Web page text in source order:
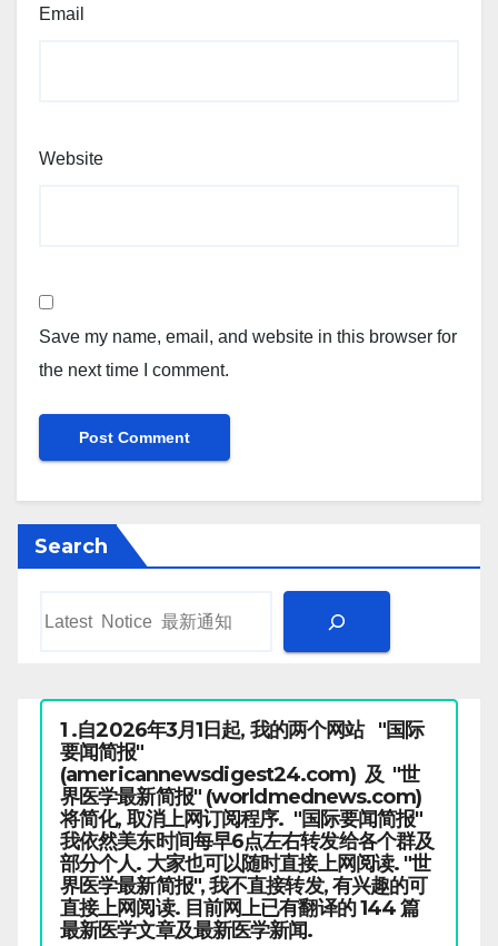
Email
Website
Save my name, email, and website in this browser for
the next time I comment.
Search
1 .自2026年3月1日起, 我的两个网站 "国际
要闻简报"
(americannewsdigest24.com) 及 "世
界医学最新简报" (worldmednews.com)
将简化, 取消上网订阅程序. "国际要闻简报"
我依然美东时间每早6点左右转发给各个群及
部分个人. 大家也可以随时直接上网阅读. "世
界医学最新简报", 我不直接转发, 有兴趣的可
直接上网阅读. 目前网上已有翻译的 144 篇
最新医学文章及最新医学新闻.